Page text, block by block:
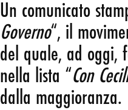
Un comunicato
Governo“, il
del quale, ad oggi,
nella lista “Con
dalla maggioranza.